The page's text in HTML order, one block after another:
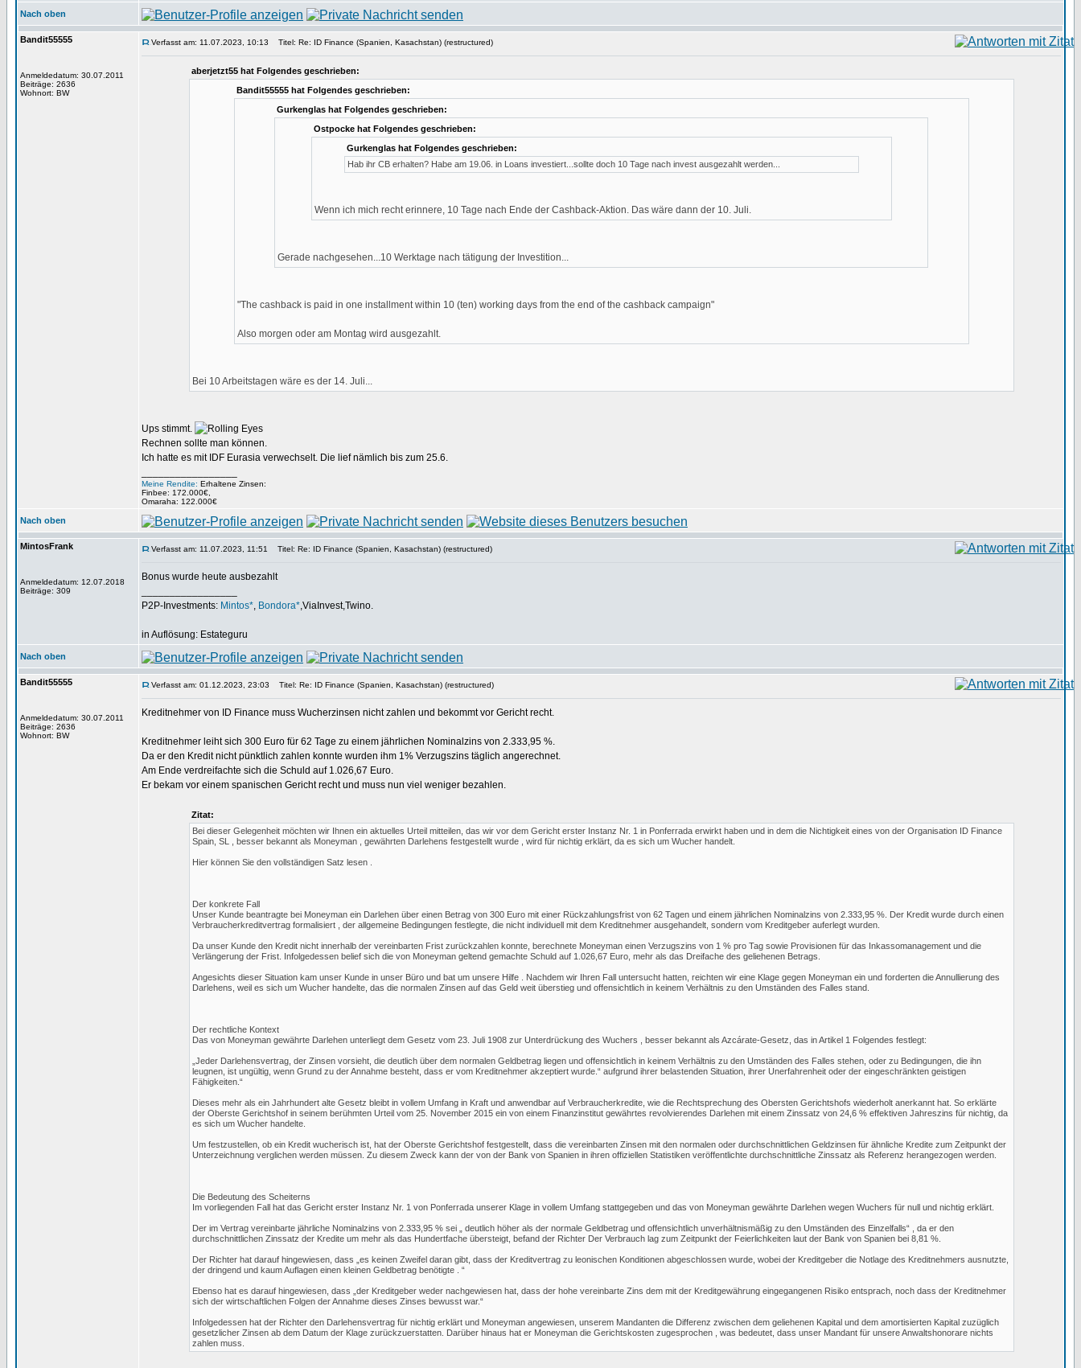
Nach oben
Bandit55555
Anmeldedatum: 30.07.2011
Beiträge: 2636
Wohnort: BW
Verfasst am: 11.07.2023, 10:13 Titel: Re: ID Finance (Spanien, Kasachstan) (restructured)
aberjetzt55 hat Folgendes geschrieben:
Bandit55555 hat Folgendes geschrieben:
Gurkenglas hat Folgendes geschrieben:
Ostpocke hat Folgendes geschrieben:
Gurkenglas hat Folgendes geschrieben:
Hab ihr CB erhalten? Habe am 19.06. in Loans investiert...sollte doch 10 Tage nach invest ausgezahlt werden...
Wenn ich mich recht erinnere, 10 Tage nach Ende der Cashback-Aktion. Das wäre dann der 10. Juli.
Gerade nachgesehen...10 Werktage nach tätigung der Investition...
"The cashback is paid in one installment within 10 (ten) working days from the end of the cashback campaign"
Also morgen oder am Montag wird ausgezahlt.
Bei 10 Arbeitstagen wäre es der 14. Juli...
Ups stimmt.
Rechnen sollte man können.
Ich hatte es mit IDF Eurasia verwechselt. Die lief nämlich bis zum 25.6.
Meine Rendite: Erhaltene Zinsen:
Finbee: 172.000€,
Omaraha: 122.000€
Nach oben
MintosFrank
Anmeldedatum: 12.07.2018
Beiträge: 309
Verfasst am: 11.07.2023, 11:51 Titel: Re: ID Finance (Spanien, Kasachstan) (restructured)
Bonus wurde heute ausbezahlt
P2P-Investments: Mintos*, Bondora*,ViaInvest,Twino.
in Auflösung: Estateguru
Nach oben
Bandit55555
Anmeldedatum: 30.07.2011
Beiträge: 2636
Wohnort: BW
Verfasst am: 01.12.2023, 23:03 Titel: Re: ID Finance (Spanien, Kasachstan) (restructured)
Kreditnehmer von ID Finance muss Wucherzinsen nicht zahlen und bekommt vor Gericht recht.
Kreditnehmer leiht sich 300 Euro für 62 Tage zu einem jährlichen Nominalzins von 2.333,95 %.
Da er den Kredit nicht pünktlich zahlen konnte wurden ihm 1% Verzugszins täglich angerechnet.
Am Ende verdreifachte sich die Schuld auf 1.026,67 Euro.
Er bekam vor einem spanischen Gericht recht und muss nun viel weniger bezahlen.
Zitat:
Bei dieser Gelegenheit möchten wir Ihnen ein aktuelles Urteil mitteilen, das wir vor dem Gericht erster Instanz Nr. 1 in Ponferrada erwirkt haben und in dem die Nichtigkeit eines von der Organisation ID Finance
Spain, SL , besser bekannt als Moneyman , gewährten Darlehens festgestellt wurde , wird für nichtig erklärt, da es sich um Wucher handelt.
Hier können Sie den vollständigen Satz lesen .
Der konkrete Fall
Unser Kunde beantragte bei Moneyman ein Darlehen über einen Betrag von 300 Euro mit einer Rückzahlungsfrist von 62 Tagen und einem jährlichen Nominalzins von 2.333,95 %. Der Kredit wurde durch einen
Verbraucherkreditvertrag formalisiert , der allgemeine Bedingungen festlegte, die nicht individuell mit dem Kreditnehmer ausgehandelt, sondern vom Kreditgeber auferlegt wurden.
Da unser Kunde den Kredit nicht innerhalb der vereinbarten Frist zurückzahlen konnte, berechnete Moneyman einen Verzugszins von 1 % pro Tag sowie Provisionen für das Inkassomanagement und die
Verlängerung der Frist. Infolgedessen belief sich die von Moneyman geltend gemachte Schuld auf 1.026,67 Euro, mehr als das Dreifache des geliehenen Betrags.
Angesichts dieser Situation kam unser Kunde in unser Büro und bat um unsere Hilfe . Nachdem wir Ihren Fall untersucht hatten, reichten wir eine Klage gegen Moneyman ein und forderten die Annullierung des
Darlehens, weil es sich um Wucher handelte, das die normalen Zinsen auf das Geld weit überstieg und offensichtlich in keinem Verhältnis zu den Umständen des Falles stand.
Der rechtliche Kontext
Das von Moneyman gewährte Darlehen unterliegt dem Gesetz vom 23. Juli 1908 zur Unterdrückung des Wuchers , besser bekannt als Azcárate-Gesetz, das in Artikel 1 Folgendes festlegt:
„Jeder Darlehensvertrag, der Zinsen vorsieht, die deutlich über dem normalen Geldbetrag liegen und offensichtlich in keinem Verhältnis zu den Umständen des Falles stehen, oder zu Bedingungen, die ihn
leugnen, ist ungültig, wenn Grund zu der Annahme besteht, dass er vom Kreditnehmer akzeptiert wurde.“ aufgrund ihrer belastenden Situation, ihrer Unerfahrenheit oder der eingeschränkten geistigen
Fähigkeiten.“
Dieses mehr als ein Jahrhundert alte Gesetz bleibt in vollem Umfang in Kraft und anwendbar auf Verbraucherkredite, wie die Rechtsprechung des Obersten Gerichtshofs wiederholt anerkannt hat. So erklärte
der Oberste Gerichtshof in seinem berühmten Urteil vom 25. November 2015 ein von einem Finanzinstitut gewährtes revolvierendes Darlehen mit einem Zinssatz von 24,6 % effektiven Jahreszins für nichtig, da
es sich um Wucher handelte.
Um festzustellen, ob ein Kredit wucherisch ist, hat der Oberste Gerichtshof festgestellt, dass die vereinbarten Zinsen mit den normalen oder durchschnittlichen Geldzinsen für ähnliche Kredite zum Zeitpunkt der
Unterzeichnung verglichen werden müssen. Zu diesem Zweck kann der von der Bank von Spanien in ihren offiziellen Statistiken veröffentlichte durchschnittliche Zinssatz als Referenz herangezogen werden.
Die Bedeutung des Scheiterns
Im vorliegenden Fall hat das Gericht erster Instanz Nr. 1 von Ponferrada unserer Klage in vollem Umfang stattgegeben und das von Moneyman gewährte Darlehen wegen Wuchers für null und nichtig erklärt.
Der im Vertrag vereinbarte jährliche Nominalzins von 2.333,95 % sei „ deutlich höher als der normale Geldbetrag und offensichtlich unverhältnismäßig zu den Umständen des Einzelfalls“ , da er den
durchschnittlichen Zinssatz der Kredite um mehr als das Hundertfache übersteigt, befand der Richter Der Verbrauch lag zum Zeitpunkt der Feierlichkeiten laut der Bank von Spanien bei 8,81 %.
Der Richter hat darauf hingewiesen, dass „es keinen Zweifel daran gibt, dass der Kreditvertrag zu leonischen Konditionen abgeschlossen wurde, wobei der Kreditgeber die Notlage des Kreditnehmers ausnutzte,
der dringend und kaum Auflagen einen kleinen Geldbetrag benötigte . “
Ebenso hat es darauf hingewiesen, dass „der Kreditgeber weder nachgewiesen hat, dass der hohe vereinbarte Zins dem mit der Kreditgewährung eingegangenen Risiko entsprach, noch dass der Kreditnehmer
sich der wirtschaftlichen Folgen der Annahme dieses Zinses bewusst war.“
Infolgedessen hat der Richter den Darlehensvertrag für nichtig erklärt und Moneyman angewiesen, unserem Mandanten die Differenz zwischen dem geliehenen Kapital und dem amortisierten Kapital zuzüglich
gesetzlicher Zinsen ab dem Datum der Klage zurückzuerstatten. Darüber hinaus hat er Moneyman die Gerichtskosten zugesprochen , was bedeutet, dass unser Mandant für unsere Anwaltshonorare nichts
zahlen muss.